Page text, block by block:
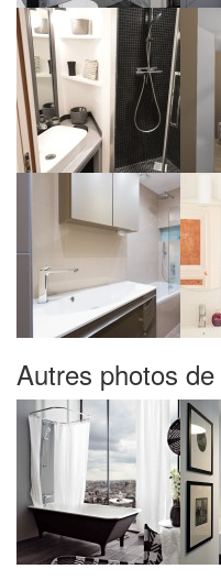
Autres photos de